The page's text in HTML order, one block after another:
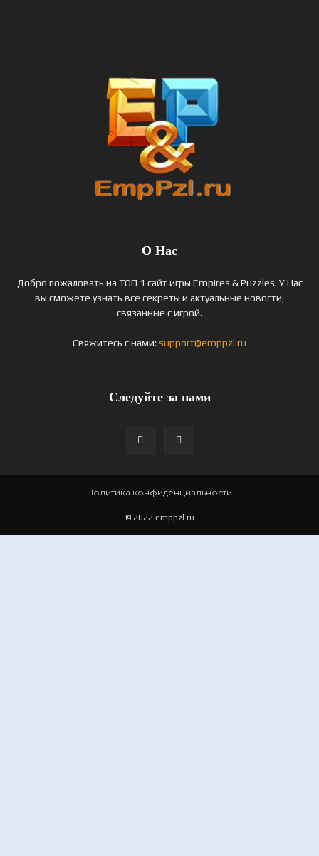
О Нас
Добро пожаловать на ТОП 1 сайт игры Empires & Puzzles. У Нас
вы сможете узнать все секреты и актуальные новости,
связанные с игрой.
Свяжитесь с нами: support@emppzl.ru
Следуйте за нами
Политика конфиденциальности
© 2022 emppzl.ru